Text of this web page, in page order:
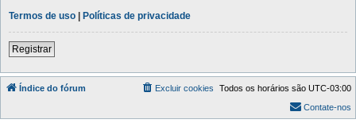
Termos de uso | Políticas de privacidade
Registrar
Índice do fórum Todos os horários são UTC-03:00
Excluir cookies
Contate-nos